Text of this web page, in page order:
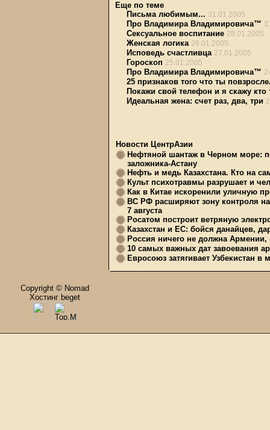
Еще по теме
Письма любимым... 31.01.2005
Про Владимира Владимировича™
Сексуальное воспитание 28.01.2005
Женская логика 28.01.2005
Исповедь счастливца 27.01.2005
Гороскоп 25.01.2005
Про Владимира Владимировича™
25 признаков того что ты
Покажи свой телефон и я скажу кто
Идеальная жена: счет раз, два, три
Новости ЦентрАзии
Нефтяной шантаж в Черном море:
заложника-Астану
Нефть и медь Казахстана. Кто на
Культ психотравмы разрушает и
Как в Китае искоренили уличную
ВС РФ расширяют зону контроля на
7 августа
Росатом построит ветряную
Казахстан и ЕС: бойся данайцев,
Россия ничего не должна Армении,
10 самых важных дат завоевания
Евросоюз затягивает Узбекистан
Copyright © Nomad
Хостинг beget